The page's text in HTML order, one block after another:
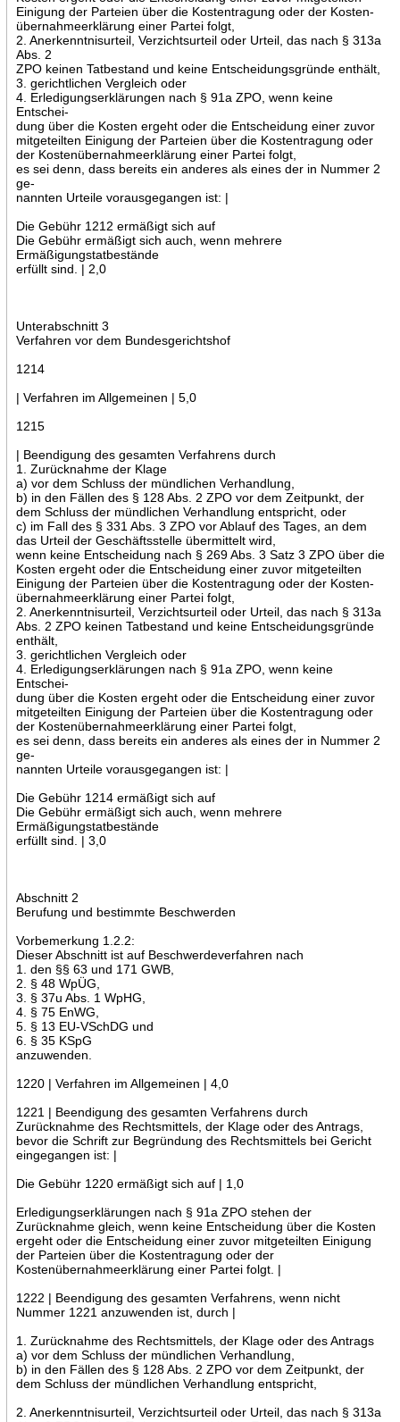
Einigung der Parteien über die Kostentragung oder der Kosten-
übernahmeerklärung einer Partei folgt,
2. Anerkenntnisurteil, Verzichtsurteil oder Urteil, das nach § 313a
Abs. 2
ZPO keinen Tatbestand und keine Entscheidungsgründe enthält,
3. gerichtlichen Vergleich oder
4. Erledigungserklärungen nach § 91a ZPO, wenn keine
Entschei-
dung über die Kosten ergeht oder die Entscheidung einer zuvor
mitgeteilten Einigung der Parteien über die Kostentragung oder
der Kostenübernahmeerklärung einer Partei folgt,
es sei denn, dass bereits ein anderes als eines der in Nummer 2
ge-
nannten Urteile vorausgegangen ist: |
Die Gebühr 1212 ermäßigt sich auf
Die Gebühr ermäßigt sich auch, wenn mehrere
Ermäßigungstatbestände
erfüllt sind. | 2,0
Unterabschnitt 3
Verfahren vor dem Bundesgerichtshof
1214
| Verfahren im Allgemeinen | 5,0
1215
| Beendigung des gesamten Verfahrens durch
1. Zurücknahme der Klage
a) vor dem Schluss der mündlichen Verhandlung,
b) in den Fällen des § 128 Abs. 2 ZPO vor dem Zeitpunkt, der
dem Schluss der mündlichen Verhandlung entspricht, oder
c) im Fall des § 331 Abs. 3 ZPO vor Ablauf des Tages, an dem
das Urteil der Geschäftsstelle übermittelt wird,
wenn keine Entscheidung nach § 269 Abs. 3 Satz 3 ZPO über die
Kosten ergeht oder die Entscheidung einer zuvor mitgeteilten
Einigung der Parteien über die Kostentragung oder der Kosten-
übernahmeerklärung einer Partei folgt,
2. Anerkenntnisurteil, Verzichtsurteil oder Urteil, das nach § 313a
Abs. 2 ZPO keinen Tatbestand und keine Entscheidungsgründe
enthält,
3. gerichtlichen Vergleich oder
4. Erledigungserklärungen nach § 91a ZPO, wenn keine
Entschei-
dung über die Kosten ergeht oder die Entscheidung einer zuvor
mitgeteilten Einigung der Parteien über die Kostentragung oder
der Kostenübernahmeerklärung einer Partei folgt,
es sei denn, dass bereits ein anderes als eines der in Nummer 2
ge-
nannten Urteile vorausgegangen ist: |
Die Gebühr 1214 ermäßigt sich auf
Die Gebühr ermäßigt sich auch, wenn mehrere
Ermäßigungstatbestände
erfüllt sind. | 3,0
Abschnitt 2
Berufung und bestimmte Beschwerden
Vorbemerkung 1.2.2:
Dieser Abschnitt ist auf Beschwerdeverfahren nach
1. den §§ 63 und 171 GWB,
2. § 48 WpÜG,
3. § 37u Abs. 1 WpHG,
4. § 75 EnWG,
5. § 13 EU-VSchDG und
6. § 35 KSpG
anzuwenden.
1220 | Verfahren im Allgemeinen | 4,0
1221 | Beendigung des gesamten Verfahrens durch
Zurücknahme des Rechtsmittels, der Klage oder des Antrags,
bevor die Schrift zur Begründung des Rechtsmittels bei Gericht
eingegangen ist: |
Die Gebühr 1220 ermäßigt sich auf | 1,0
Erledigungserklärungen nach § 91a ZPO stehen der
Zurücknahme gleich, wenn keine Entscheidung über die Kosten
ergeht oder die Entscheidung einer zuvor mitgeteilten Einigung
der Parteien über die Kostentragung oder der
Kostenübernahmeerklärung einer Partei folgt. |
1222 | Beendigung des gesamten Verfahrens, wenn nicht
Nummer 1221 anzuwenden ist, durch |
1. Zurücknahme des Rechtsmittels, der Klage oder des Antrags
a) vor dem Schluss der mündlichen Verhandlung,
b) in den Fällen des § 128 Abs. 2 ZPO vor dem Zeitpunkt, der
dem Schluss der mündlichen Verhandlung entspricht,
2. Anerkenntnisurteil, Verzichtsurteil oder Urteil, das nach § 313a